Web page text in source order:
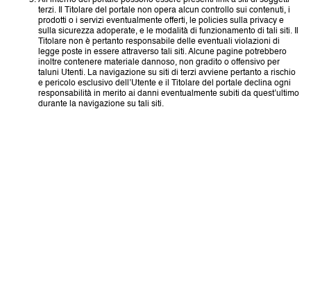
terzi. Il Titolare del portale non opera alcun controllo sui contenuti, i
prodotti o i servizi eventualmente offerti, le policies sulla privacy e
sulla sicurezza adoperate, e le modalità di funzionamento di tali siti. Il
Titolare non è pertanto responsabile delle eventuali violazioni di
legge poste in essere attraverso tali siti. Alcune pagine potrebbero
inoltre contenere materiale dannoso, non gradito o offensivo per
taluni Utenti. La navigazione su siti di terzi avviene pertanto a rischio
e pericolo esclusivo dell’Utente e il Titolare del portale declina ogni
responsabilità in merito ai danni eventualmente subiti da quest’ultimo
durante la navigazione su tali siti.